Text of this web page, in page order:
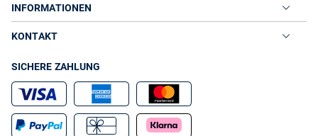
INFORMATIONEN
KONTAKT
SICHERE ZAHLUNG